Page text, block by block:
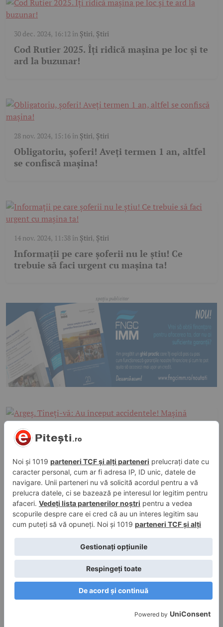
30 dec. 2024, 16:12 în Știri, Știri
Cod Rutier 2025. Îți ridică mașina pe loc și te
ard la buzunar!
28 nov. 2024, 15:16 în Știri, Știri
Obligatoriu, șoferi! Aveți termen 1 an, altfel
se confiscă mașina!
14 nov. 2024, 11:38 în Știri, Știri
Informații pe care șoferii nu le știu! Ce
trebuie să faci urgent cu mașina ta!
10 nov. 2024, 17:06înȘtiri
Argeș. Tineți-vă: Au început accidentele!
Mașină răsturnată spre Pitești
Știri,Știri
Cum pornești corect mașina iarna. Cât timp
tii contactul pus înainte de a porni motorul